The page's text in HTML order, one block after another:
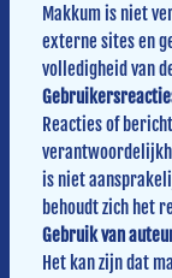
Makkum is niet
externe sites en
volledigheid van
Reacties of
is niet
behoudt zich het
Gebruik van
Het kan zijn dat